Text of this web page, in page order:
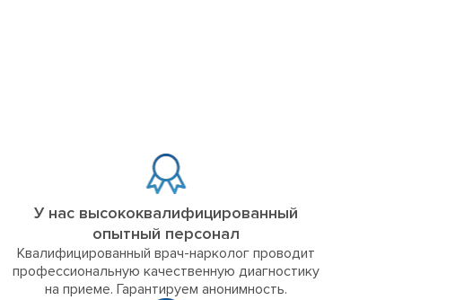
У нас высококвалифицированный
опытный персонал
Квалифицированный врач-нарколог проводит
профессиональную качественную диагностику
на приеме. Гарантируем анонимность.